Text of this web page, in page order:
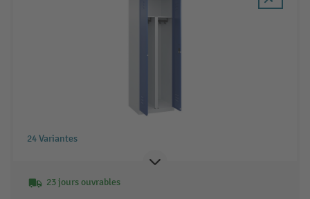
24 Variantes
23 jours ouvrables